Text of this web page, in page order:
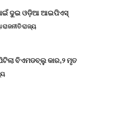
ଦୁଇ ଓଡ଼ିଆ ଆଇପିଏସ୍
ରାଜନୀତିରାଜ୍ୟ
ବିଏମଡବ୍ଲୁ କାର,୨ ମୃତ